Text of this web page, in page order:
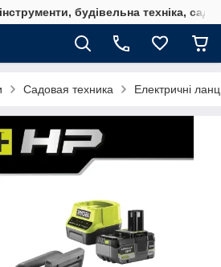
будівельна техніка,
Садовая техника Електричні